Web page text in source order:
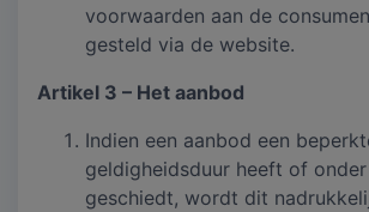
voorwaarden aan de
gesteld via de website.
Artikel 3 – Het aanbod
Indien een aanbod een
geldigheidsduur heeft of
geschiedt, wordt dit